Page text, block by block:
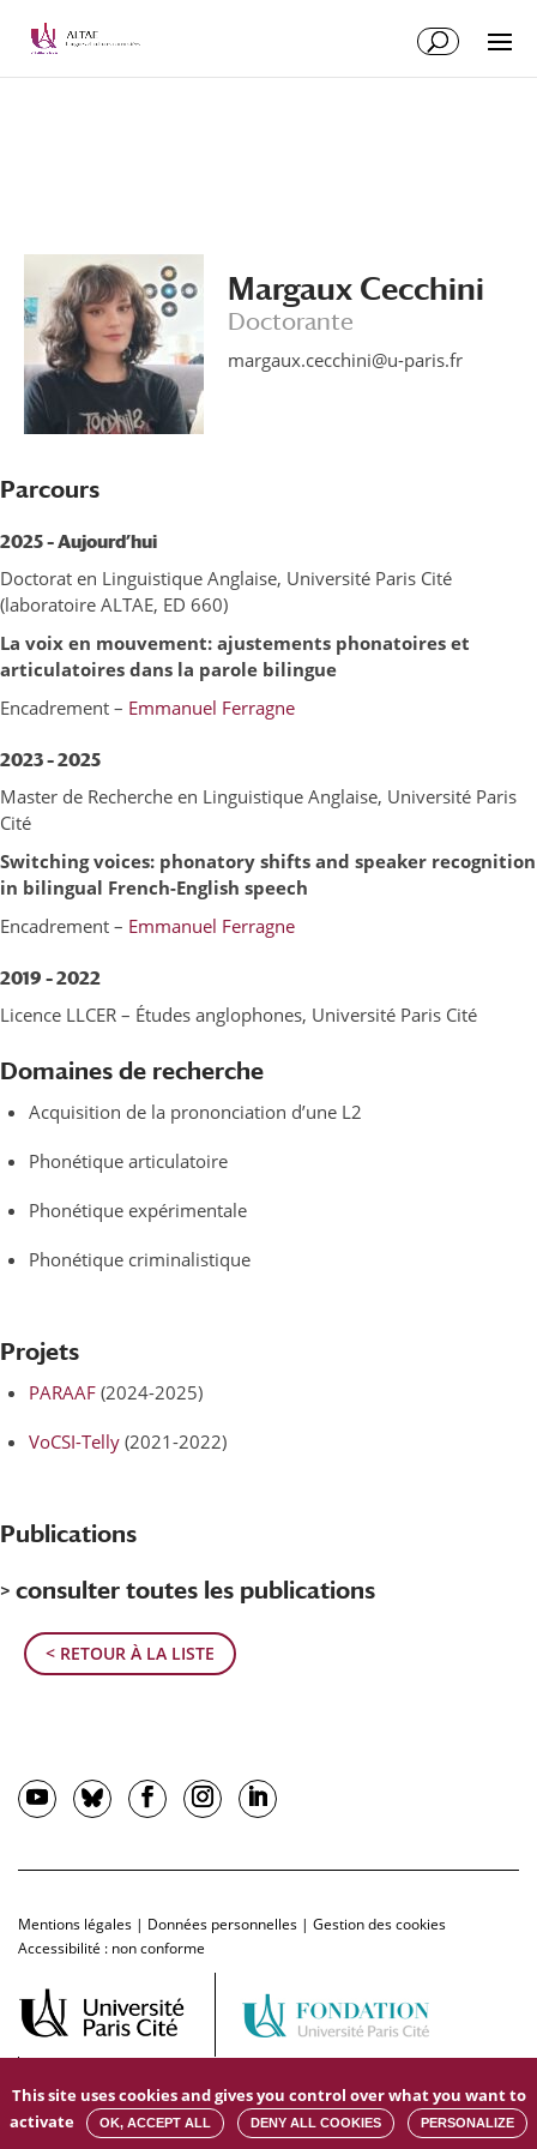
< RETOUR À LA LISTE
Margaux Cecchini
Doctorante
margaux.cecchini@u-paris.fr
Parcours
2025–Aujourd’hui
Doctorat en Linguistique Anglaise, Université Paris Cité
(laboratoire ALTAE, ED 660)
La voix en mouvement: ajustements phonatoires et
articulatoires dans la parole bilingue
Encadrement – Emmanuel Ferragne
2023 – 2025
Master de Recherche en Linguistique Anglaise, Université Paris
Cité
Switching voices: phonatory shifts and speaker recognition
in bilingual French-English speech
Encadrement – Emmanuel Ferragne
2019 – 2022
Licence LLCER – Études anglophones, Université Paris Cité
Domaines de recherche
Acquisition de la prononciation d’une L2
Phonétique articulatoire
Phonétique expérimentale
Phonétique criminalistique
Projets
PARAAF(2024-2025)
VoCSI-Telly(2021-2022)
Publications
> consulter toutes les publications
Mentions légales | Données personnelles | Gestion des cookies
Accessibilité : non conforme
This site uses cookies and gives you control over what you want to
activate
OK, ACCEPT ALL DENY ALL COOKIES PERSONALIZE